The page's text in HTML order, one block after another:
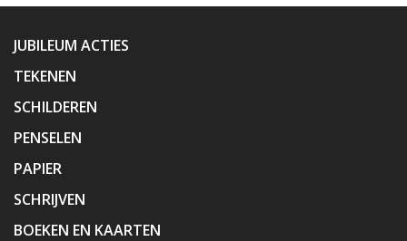
JUBILEUM ACTIES
TEKENEN
SCHILDEREN
PENSELEN
PAPIER
SCHRIJVEN
BOEKEN EN KAARTEN